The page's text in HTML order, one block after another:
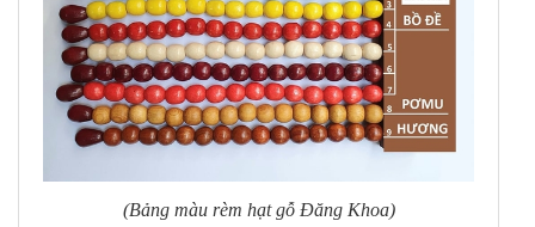
(Bảng màu rèm hạt gỗ Đăng Khoa)